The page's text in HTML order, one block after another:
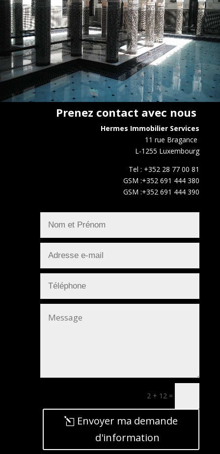
Prenez contact avec nous
Hermes Immobilier Services
11 rue Bragance
L-1255 Luxembourg
Tel : +352 28 77 00 81
GSM :+352 691 444 380
GSM :+352 691 444 390
2 + 12 =
Envoyer ma demande
d'information